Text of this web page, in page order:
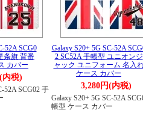
52A SCG0
条旗 背番
カバー
内税)
52A SCG02 手
Galaxy S20+ 5G SC-52A
2 SC52A 手帳型 ユニオンジ
ャック ユニフォーム 名入
ケース カバー
3,280円(内税)
Galaxy S20+ 5G SC-52A
帳型 ケース カバー